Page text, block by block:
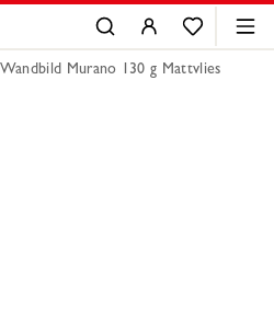
Wandbild Murano 130 g Mattvlies